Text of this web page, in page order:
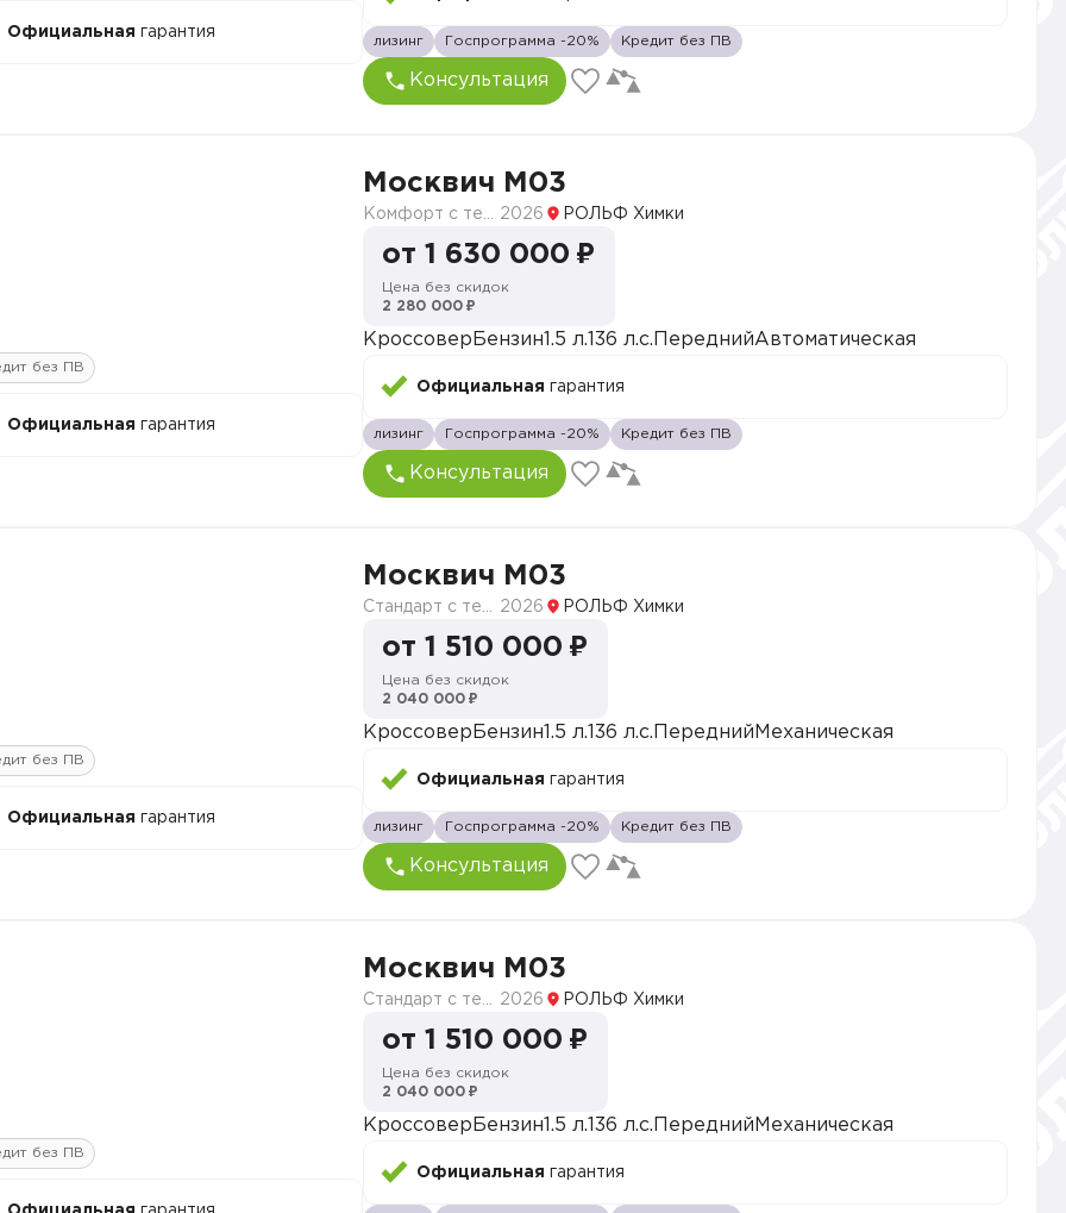
Официальная гарантия
лизинг Госпрограмма -20% Кредит без ПВ
Консультация
без ПВ
Официальная гарантия
Москвич M03
2026 РОЛЬФ Химки
от 1 630 000 ₽
Цена без скидок
2 280 000 ₽
Кроссовер Бензин 1.5 л. 136 л.с. ПереднийАвтоматическая
Официальная гарантия
лизинг Госпрограмма -20% Кредит без ПВ
Консультация
без ПВ
Официальная гарантия
Москвич M03
2026 РОЛЬФ Химки
от 1 510 000 ₽
Цена без скидок
2 040 000 ₽
Кроссовер Бензин 1.5 л. 136 л.с. Передний Механическая
Официальная гарантия
лизинг Госпрограмма -20% Кредит без ПВ
Консультация
без ПВ
Москвич M03
2026 РОЛЬФ Химки
от 1 510 000 ₽
Цена без скидок
2 040 000 ₽
Кроссовер Бензин 1.5 л. 136 л.с. Передний Механическая
Официальная гарантия